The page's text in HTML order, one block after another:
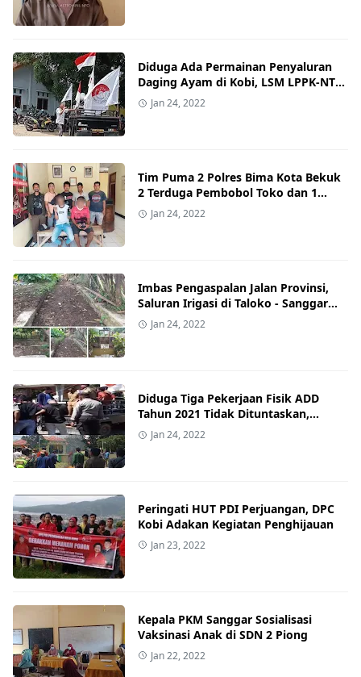
Diduga Ada Permainan Penyaluran
Daging Ayam di Kobi, LSM LPPK-NTB
dan LKPM-NTB Demo Dinas
Peternakan Kota Bima
Jan 24, 2022
Tim Puma 2 Polres Bima Kota Bekuk
2 Terduga Pembobol Toko dan 1
Penadah
Jan 24, 2022
Imbas Pengaspalan Jalan Provinsi,
Saluran Irigasi di Taloko - Sanggar
Tidak Bisa Digunakan Petani
Jan 24, 2022
Diduga Tiga Pekerjaan Fisik ADD
Tahun 2021 Tidak Dituntaskan,
AMPPIK Demo Pemdes Taloko dan
Camat Sanggar
Jan 24, 2022
Peringati HUT PDI Perjuangan, DPC
Kobi Adakan Kegiatan Penghijauan
Jan 23, 2022
Kepala PKM Sanggar Sosialisasi
Vaksinasi Anak di SDN 2 Piong
Jan 22, 2022